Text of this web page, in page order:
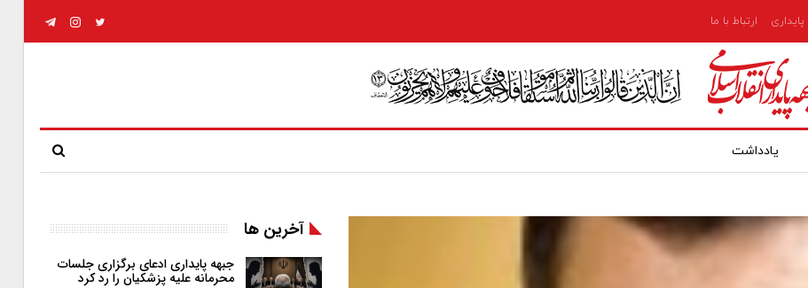
پایداری ارتباط با ما
یادداشت
آخرین ها
جبهه پایداری ادعای برگزاری جلسات
محرمانه علیه پزشکیان را رد کرد